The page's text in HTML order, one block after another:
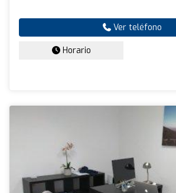
Ver teléfono
Horario